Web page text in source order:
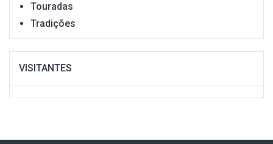
Touradas
Tradições
VISITANTES